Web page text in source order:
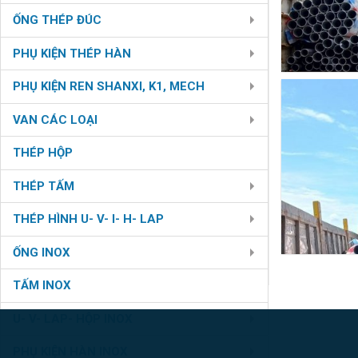
ỐNG THÉP ĐÚC
PHỤ KIỆN THÉP HÀN
PHỤ KIỆN REN SHANXI, K1, MECH
VAN CÁC LOẠI
THÉP HỘP
THÉP TẤM
THÉP HÌNH U- V- I- H- LAP
ỐNG INOX
TẤM INOX